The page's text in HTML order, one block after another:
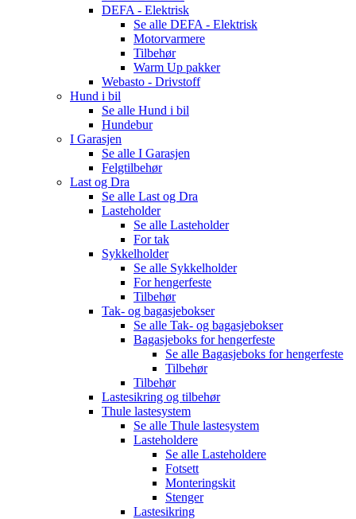
DEFA - Elektrisk
Se alle DEFA - Elektrisk
Motorvarmere
Tilbehør
Warm Up pakker
Webasto - Drivstoff
Hund i bil
Se alle Hund i bil
Hundebur
I Garasjen
Se alle I Garasjen
Felgtilbehør
Last og Dra
Se alle Last og Dra
Lasteholder
Se alle Lasteholder
For tak
Sykkelholder
Se alle Sykkelholder
For hengerfeste
Tilbehør
Tak- og bagasjebokser
Se alle Tak- og bagasjebokser
Bagasjeboks for hengerfeste
Se alle Bagasjeboks for hengerfeste
Tilbehør
Tilbehør
Lastesikring og tilbehør
Thule lastesystem
Se alle Thule lastesystem
Lasteholdere
Se alle Lasteholdere
Fotsett
Monteringskit
Stenger
Lastesikring